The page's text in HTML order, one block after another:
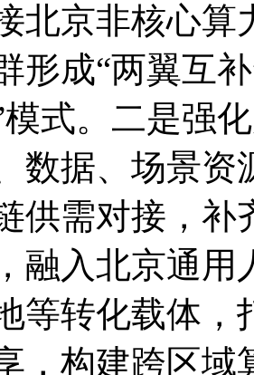
北京非核心算
形成“两翼互
式。二是强
数据、场景资
供需对接，补
融入北京通用
等转化载体
，构建跨区域